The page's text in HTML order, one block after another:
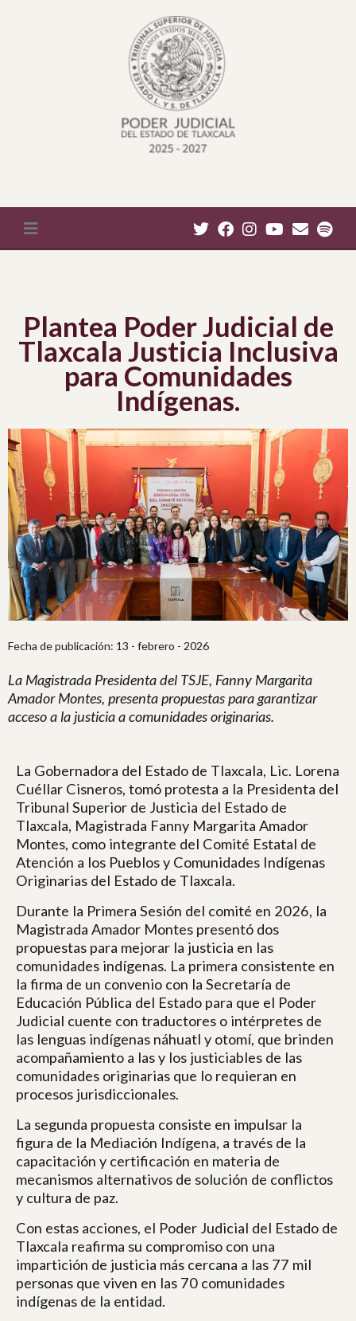
Plantea Poder Judicial de
Tlaxcala Justicia Inclusiva
para Comunidades
Indígenas.
Fecha de publicación: 13 - febrero - 2026
La Magistrada Presidenta del TSJE, Fanny Margarita
Amador Montes, presenta propuestas para garantizar
acceso a la justicia a comunidades originarias.
La Gobernadora del Estado de Tlaxcala, Lic. Lorena
Cuéllar Cisneros, tomó protesta a la Presidenta del
Tribunal Superior de Justicia del Estado de
Tlaxcala, Magistrada Fanny Margarita Amador
Montes, como integrante del Comité Estatal de
Atención a los Pueblos y Comunidades Indígenas
Originarias del Estado de Tlaxcala.
Durante la Primera Sesión del comité en 2026, la
Magistrada Amador Montes presentó dos
propuestas para mejorar la justicia en las
comunidades indígenas. La primera consistente en
la firma de un convenio con la Secretaría de
Educación Pública del Estado para que el Poder
Judicial cuente con traductores o intérpretes de
las lenguas indígenas náhuatl y otomí, que brinden
acompañamiento a las y los justiciables de las
comunidades originarias que lo requieran en
procesos jurisdiccionales.
La segunda propuesta consiste en impulsar la
figura de la Mediación Indígena, a través de la
capacitación y certificación en materia de
mecanismos alternativos de solución de conflictos
y cultura de paz.
Con estas acciones, el Poder Judicial del Estado de
Tlaxcala reafirma su compromiso con una
impartición de justicia más cercana a las 77 mil
personas que viven en las 70 comunidades
indígenas de la entidad.